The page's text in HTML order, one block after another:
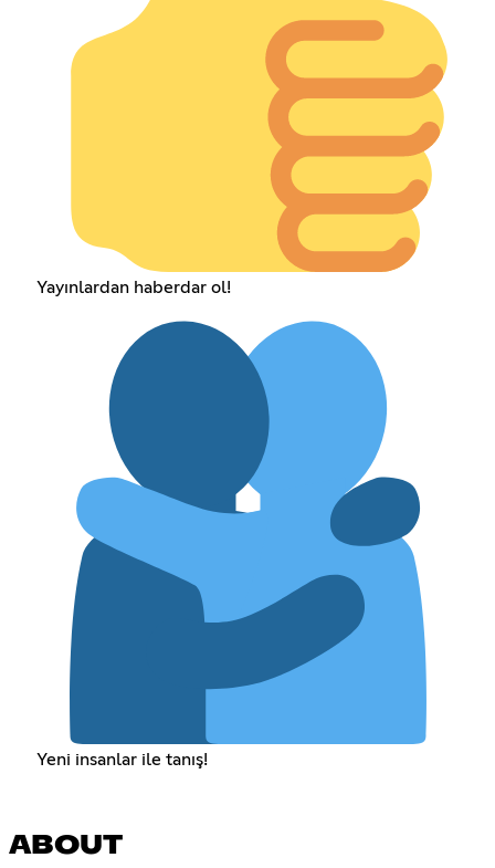
Yayınlardan haberdar ol!
Yeni insanlar ile tanış!
ABOUT